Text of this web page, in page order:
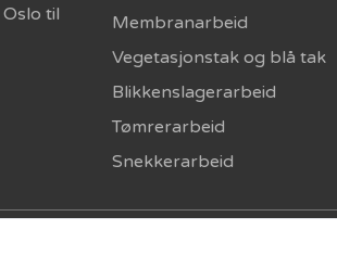
til
Membranarbeid
Vegetasjonstak og blå tak
Blikkenslagerarbeid
Tømrerarbeid
Snekkerarbeid